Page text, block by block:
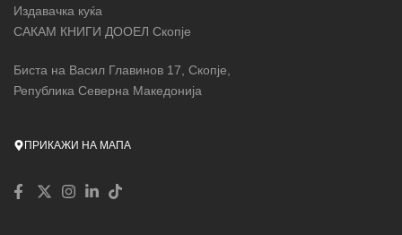
Издавачка куќа
САКАМ КНИГИ ДООЕЛ Скопје
Биста на Васил Главинов 17, Скопје,
Република Северна Македонија
ПРИКАЖИ НА МАПА